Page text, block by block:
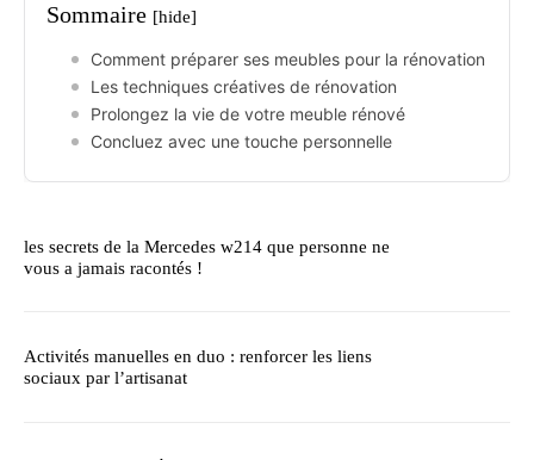
Sommaire [hide]
Comment préparer ses meubles pour la rénovation
Les techniques créatives de rénovation
Prolongez la vie de votre meuble rénové
Concluez avec une touche personnelle
les secrets de la Mercedes w214 que personne ne
vous a jamais racontés !
Activités manuelles en duo : renforcer les liens
sociaux par l’artisanat